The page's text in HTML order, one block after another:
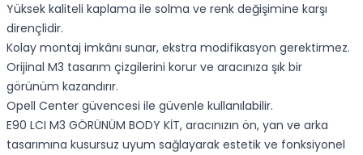
Yüksek kaliteli kaplama ile solma ve renk değişimine karşı
dirençlidir.
Kolay montaj imkânı sunar, ekstra modifikasyon gerektirmez.
Orijinal M3 tasarım çizgilerini korur ve aracınıza şık bir
görünüm kazandırır.
Opell Center güvencesi ile güvenle kullanılabilir.
E90 LCI M3 GÖRÜNÜM BODY KİT, aracınızın ön, yan ve arka
tasarımına kusursuz uyum sağlayarak estetik ve fonksiyonel